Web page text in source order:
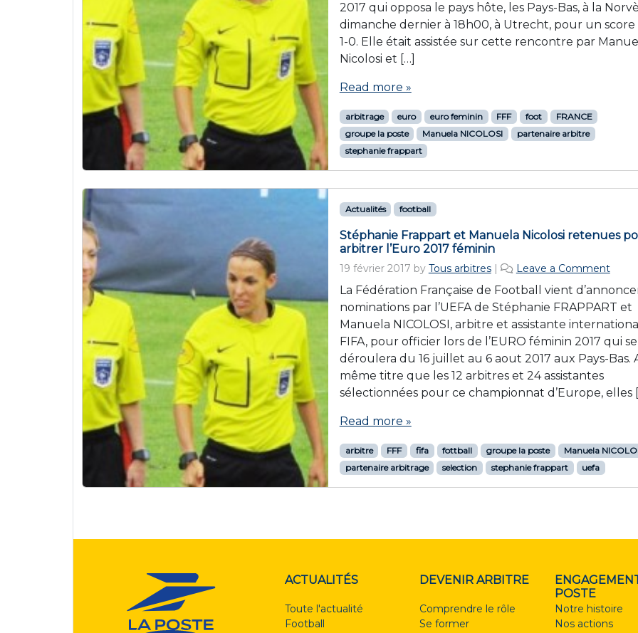
2017 qui opposa le pays hôte, les Pays-Bas, à la
dimanche dernier à 18h00, à Utrecht, pour un score
1-0. Elle était assistée sur cette rencontre par
Nicolosi et […]
Read more »
arbitrage euro euro feminin FFF foot
FRANCE
groupe la poste
Manuela NICOLOSI
partenaire arbitre
stephanie frappart
Actualités football
Stéphanie Frappart et Manuela Nicolosi retenues
arbitrer l’Euro 2017 féminin
19 février 2017 by Tous arbitres | Leave a Comment
La Fédération Française de Football vient
nominations par l’UEFA de Stéphanie FRAPPART et
Manuela NICOLOSI, arbitre et assistante
FIFA, pour officier lors de l’EURO féminin 2017 qui se
déroulera du 16 juillet au 6 aout 2017 aux Pays-Bas.
même titre que les 12 arbitres et 24 assistantes
sélectionnées pour ce championnat d’Europe, elles
Read more »
arbitre FFF fifa fottball groupe la poste
Manuela
partenaire arbitrage
selection stephanie frappart uefa
ACTUALITÉS
Toute l'actualité
Football
DEVENIR ARBITRE
Comprendre le rôle
Se former
POSTE
Notre histoire
Nos actions